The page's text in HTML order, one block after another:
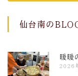
仙台南の
暖暖
2026